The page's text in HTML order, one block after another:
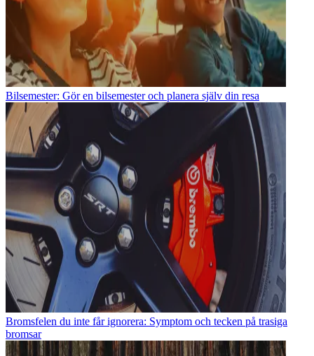
Bilsemester: Gör en bilsemester och planera själv din resa
Bromsfelen du inte får ignorera: Symptom och tecken på trasiga
bromsar